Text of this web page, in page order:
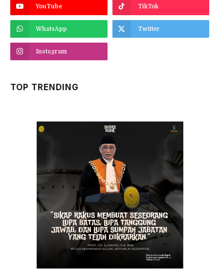
YouTube TikTok
WhatsApp Twitter
Instagram
TOP TRENDING